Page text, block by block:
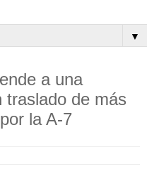
▼
a una
traslado de más
la A-7